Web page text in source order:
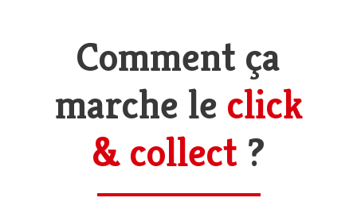
Comment ça
marche le click
& collect ?